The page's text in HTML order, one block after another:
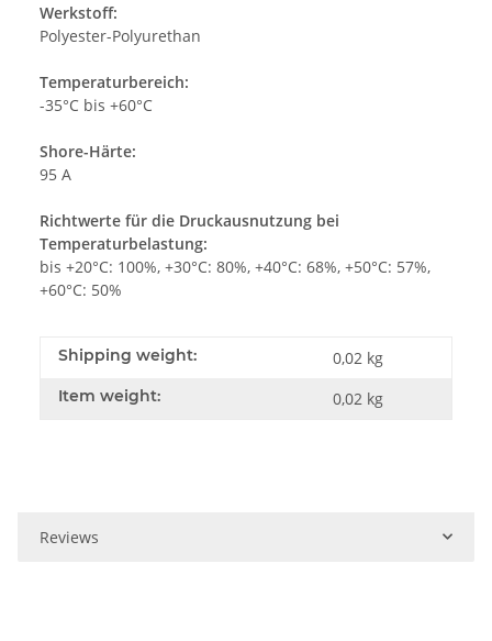
Werkstoff:
Polyester-Polyurethan
Temperaturbereich:
-35°C bis +60°C
Shore-Härte:
95 A
Richtwerte für die Druckausnutzung bei
Temperaturbelastung:
bis +20°C: 100%, +30°C: 80%, +40°C: 68%, +50°C: 57%,
+60°C: 50%
Shipping weight: 0,02 kg
Item weight: 0,02 kg
Reviews